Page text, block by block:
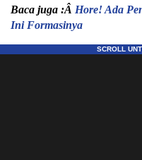
Baca juga :Â Hore! Ada
Ini Formasinya